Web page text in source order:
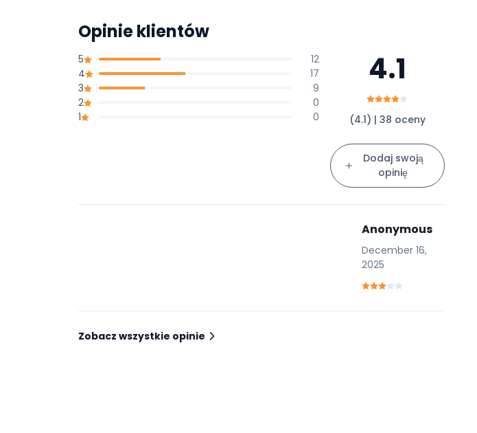
Opinie klientów
5
12
4
17
3
9
2
0
1
0
4.1
(4.1) | 38 oceny
Dodaj swoją
opinię
Anonymous
December 16,
2025
Zobacz wszystkie opinie